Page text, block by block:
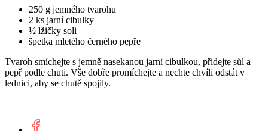
250 g jemného tvarohu
2 ks jarní cibulky
½ lžičky soli
špetka mletého černého pepře
Tvaroh smíchejte s jemně nasekanou jarní cibulkou, přidejte sůl a
pepř podle chuti. Vše dobře promíchejte a nechte chvíli odstát v
lednici, aby se chutě spojily.